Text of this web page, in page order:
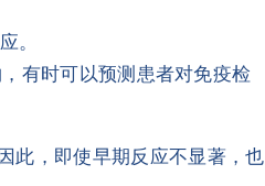
。
有时可以预测患者对免疫检
此，即使早期反应不显著，也